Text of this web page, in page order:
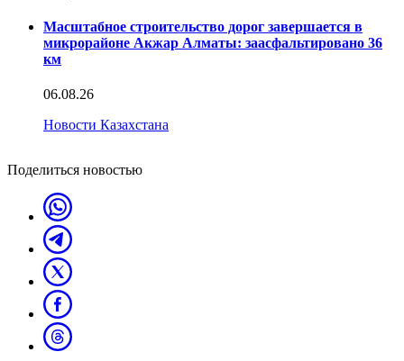
Масштабное строительство дорог завершается в
микрорайоне Акжар Алматы: заасфальтировано 36
км
06.08.26
Новости Казахстана
Поделиться новостью